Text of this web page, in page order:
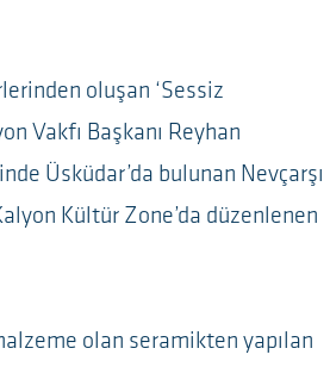
oluşan ‘Sessiz
Vakfı Başkanı Reyhan
Üsküdar’da bulunan Nevçarşı
Kültür Zone’da düzenlenen
olan seramikten yapılan